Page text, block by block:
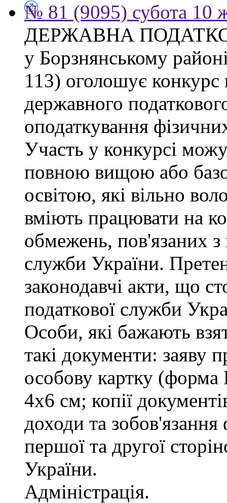
№ 81 (9095) субота 10
ДЕРЖАВНА
у Борзнянському
113) оголошує конкурс
державного
оподаткування
Участь у конкурсі
повною вищою або
освітою, які вільно
вміють працювати на
обмежень, пов'язаних
служби України.
законодавчі акти, що
податкової служби
Особи, які бажають
такі документи: заяву
особову картку
4х6 см; копії
доходи та зобов'язання
першої та другої
України.
Адміністрація.